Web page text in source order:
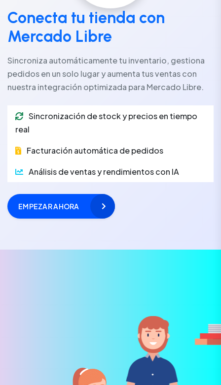
Conecta tu tienda con
Mercado Libre
Sincroniza automáticamente tu inventario, gestiona
pedidos en un solo lugar y aumenta tus ventas con
nuestra integración optimizada para Mercado Libre.
Sincronización de stock y precios en tiempo
real
Facturación automática de pedidos
Análisis de ventas y rendimientos con IA
EMPEZAR AHORA